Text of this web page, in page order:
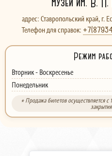
музей им. В.
адрес: Ставропольский край, г.
Телефон для справок:
Режим
Вторник - Воскресенье
Понедельник
* Продажа билетов осуществляется с